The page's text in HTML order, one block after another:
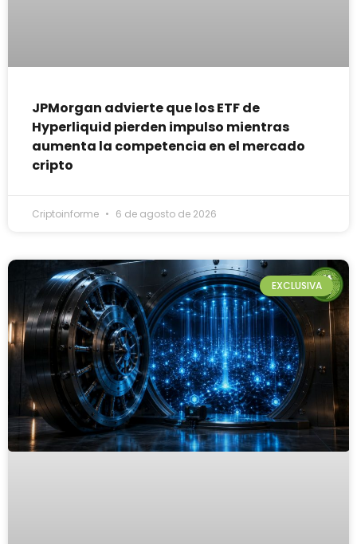
JPMorgan advierte que los ETF de
Hyperliquid pierden impulso mientras
aumenta la competencia en el mercado
cripto
Criptoinforme 6 de agosto de 2026
EXCLUSIVA